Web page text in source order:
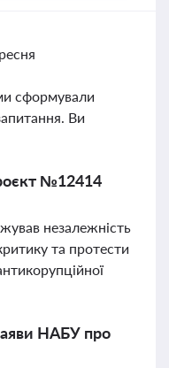
сформували
Ви
№12414
незалежність
та протести
НАБУ про